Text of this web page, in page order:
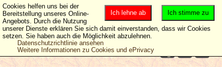
Ich stimme zu
Ich lehne ab
Cookies helfen uns bei der
Bereitstellung unseres Online-
Angebots. Durch die Nutzung
unserer Dienste erklären Sie sich damit einverstanden, dass wir Cookies
setzen. Sie haben auch die Möglichkeit abzulehnen.
Datenschutzrichtlinie ansehen
Weitere Informationen zu Cookies und ePrivacy